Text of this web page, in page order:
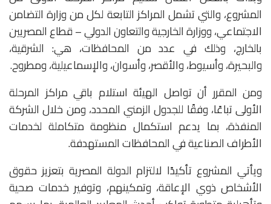
المشروع، والتي تشمل المراكز التابعة لكل من وزارة التضامن
الاجتماعي، ووزارة الخارجية والتعاون الدولي – قطاع المصريين
بالخارج، وذلك في عدد من المحافظات، هي: الشرقية،
والبحيرة، وأسيوط، والأقصر، وأسوان، والإسماعيلية، ومطروح.
ومن المقرر أن تواصل الهيئة استلام باقي مراكز المرحلة
الأولى تباعًا، وفقًا للجدول الزمني المحدد، ومن خلال الشركة
المنفذة، بما يدعم استكمال منظومة متكاملة لخدمات
الأطراف الصناعية في المحافظات المستهدفة.
ويأتي المشروع تأكيدًا لالتزام الدولة المصرية بتعزيز حقوق
الأشخاص ذوي الإعاقة، وتمكينهم، وتوفير خدمات صحية